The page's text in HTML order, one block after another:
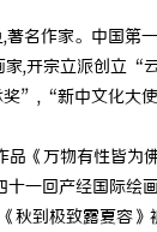
著名作家。中国第
家,开宗立派创立“
”,“新中文化大
《万物有性皆为
一回产经国际绘
秋到极致露夏容